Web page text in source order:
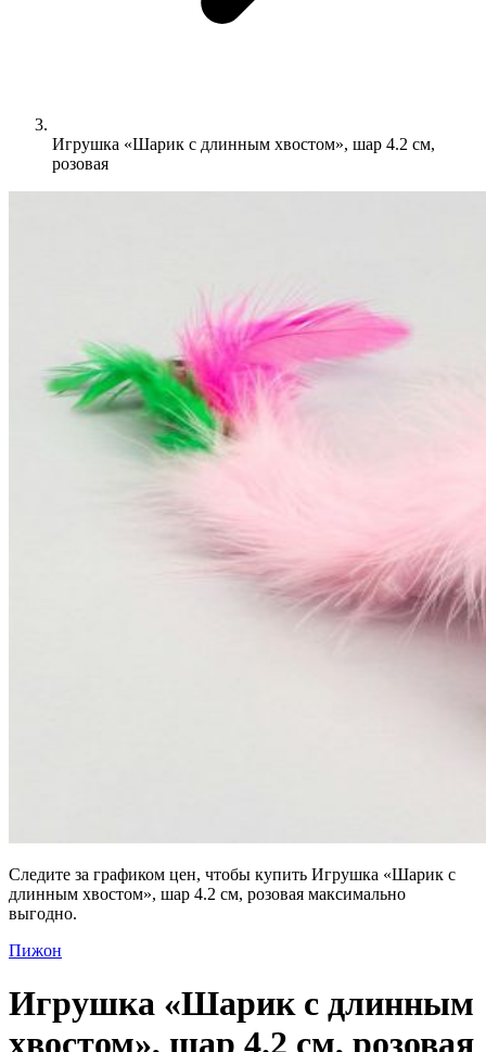
Игрушка «Шарик с длинным хвостом», шар 4.2 см,
розовая
Следите за графиком цен, чтобы купить Игрушка «Шарик с
длинным хвостом», шар 4.2 см, розовая максимально
выгодно.
Пижон
Игрушка «Шарик с длинным
хвостом», шар 4.2 см, розовая